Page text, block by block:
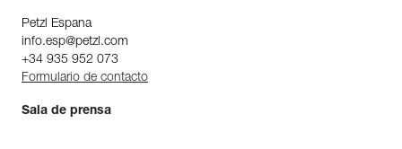
Petzl Espana
info.esp@petzl.com
+34 935 952 073
Formulario de contacto
Sala de prensa